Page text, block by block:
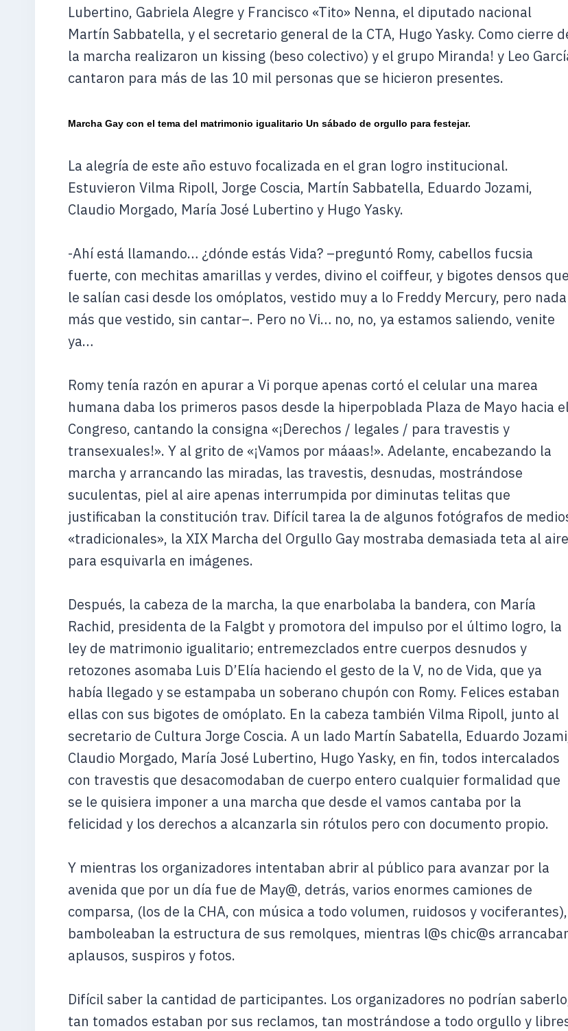
Lubertino, Gabriela Alegre y Francisco «Tito» Nenna, el diputado nacional
Martín Sabbatella, y el secretario general de la CTA, Hugo Yasky. Como cierre
la marcha realizaron un kissing (beso colectivo) y el grupo Miranda! y Leo
cantaron para más de las 10 mil personas que se hicieron presentes.
Marcha Gay con el tema del matrimonio igualitario Un sábado de orgullo para festejar.
La alegría de este año estuvo focalizada en el gran logro institucional.
Estuvieron Vilma Ripoll, Jorge Coscia, Martín Sabbatella, Eduardo Jozami,
Claudio Morgado, María José Lubertino y Hugo Yasky.
-Ahí está llamando… ¿dónde estás Vida? –preguntó Romy, cabellos fucsia
fuerte, con mechitas amarillas y verdes, divino el coiffeur, y bigotes densos que
le salían casi desde los omóplatos, vestido muy a lo Freddy Mercury, pero nada
más que vestido, sin cantar–. Pero no Vi… no, no, ya estamos saliendo, venite
ya…
Romy tenía razón en apurar a Vi porque apenas cortó el celular una marea
humana daba los primeros pasos desde la hiperpoblada Plaza de Mayo hacia
Congreso, cantando la consigna «¡Derechos / legales / para travestis y
transexuales!». Y al grito de «¡Vamos por máaas!». Adelante, encabezando la
marcha y arrancando las miradas, las travestis, desnudas, mostrándose
suculentas, piel al aire apenas interrumpida por diminutas telitas que
justificaban la constitución trav. Difícil tarea la de algunos fotógrafos de
«tradicionales», la XIX Marcha del Orgullo Gay mostraba demasiada teta al aire
para esquivarla en imágenes.
Después, la cabeza de la marcha, la que enarbolaba la bandera, con María
Rachid, presidenta de la Falgbt y promotora del impulso por el último logro, la
ley de matrimonio igualitario; entremezclados entre cuerpos desnudos y
retozones asomaba Luis D’Elía haciendo el gesto de la V, no de Vida, que ya
había llegado y se estampaba un soberano chupón con Romy. Felices estaban
ellas con sus bigotes de omóplato. En la cabeza también Vilma Ripoll, junto al
secretario de Cultura Jorge Coscia. A un lado Martín Sabatella, Eduardo
Claudio Morgado, María José Lubertino, Hugo Yasky, en fin, todos intercalados
con travestis que desacomodaban de cuerpo entero cualquier formalidad que
se le quisiera imponer a una marcha que desde el vamos cantaba por la
felicidad y los derechos a alcanzarla sin rótulos pero con documento propio.
Y mientras los organizadores intentaban abrir al público para avanzar por la
avenida que por un día fue de May@, detrás, varios enormes camiones de
comparsa, (los de la CHA, con música a todo volumen, ruidosos y vociferantes),
bamboleaban la estructura de sus remolques, mientras l@s chic@s
aplausos, suspiros y fotos.
Difícil saber la cantidad de participantes. Los organizadores no podrían
tan tomados estaban por sus reclamos, tan mostrándose a todo orgullo y